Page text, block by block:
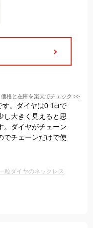
価格と在庫を楽天でチェック >>
す。ダイヤは0.1ctで
し大きく見えると思
。ダイヤがチェーン
でチェーンだけで使
粒ダイヤのネックレス